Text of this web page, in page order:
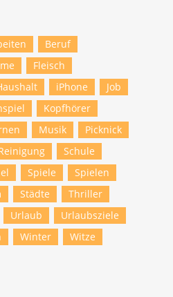
Beruf
Fleisch
iPhone
Job
Kopfhörer
Musik
Picknick
Schule
Spiele
Spielen
Städte
Thriller
Urlaub
Urlaubsziele
Winter
Witze